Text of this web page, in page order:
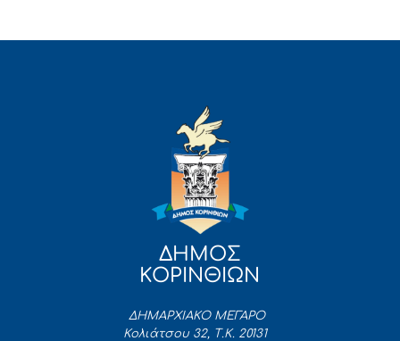
ΔΗΜΟΣ
ΚΟΡΙΝΘΙΩΝ
ΔΗΜΑΡΧΙΑΚΟ ΜΕΓΑΡΟ
Κολιάτσου 32, Τ.Κ. 20131